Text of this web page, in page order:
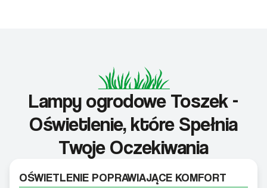
Lampy ogrodowe Toszek -
Oświetlenie, które Spełnia
Twoje Oczekiwania
OŚWIETLENIE POPRAWIAJĄCE KOMFORT